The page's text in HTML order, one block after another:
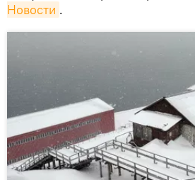
Новости .